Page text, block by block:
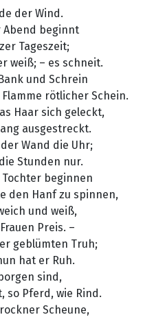
der Wind.
Abend beginnt
Tageszeit;
weiß; – es schneit.
und Schrein
rötlicher Schein.
Haar sich geleckt,
ausgestreckt.
Wand die Uhr;
Stunden nur.
beginnen
den Hanf zu spinnen,
und weiß,
Preis. –
geblümten Truh;
hat er Ruh.
sind,
so Pferd, wie Rind.
Scheune,